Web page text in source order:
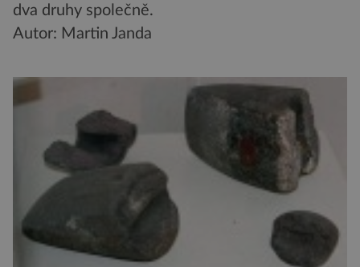
dva druhy společně.
Autor: Martin Janda